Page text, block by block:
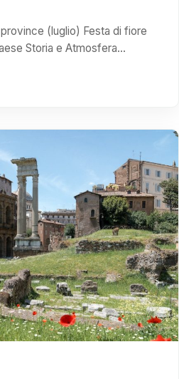
(luglio) Festa di fiore
Storia e Atmosfera…